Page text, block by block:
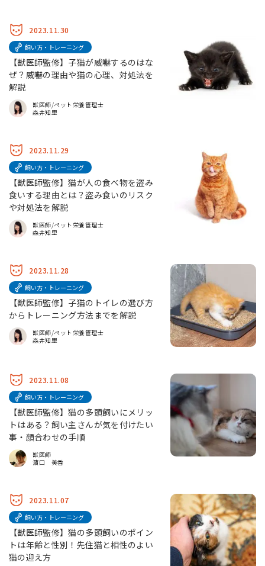
2023.11.30
飼い方・トレーニング
【獣医師監修】子猫が威嚇するのはな
ぜ？威嚇の理由や猫の心理、対処法を
解説
獣医師/ペット栄養管理士
森井知里
2023.11.29
飼い方・トレーニング
【獣医師監修】猫が人の食べ物を盗み
食いする理由とは？盗み食いのリスク
や対処法を解説
獣医師/ペット栄養管理士
森井知里
2023.11.28
飼い方・トレーニング
【獣医師監修】子猫のトイレの選び方
からトレーニング方法までを解説
獣医師/ペット栄養管理士
森井知里
2023.11.08
飼い方・トレーニング
【獣医師監修】猫の多頭飼いにメリッ
トはある？飼い主さんが気を付けたい
事・顔合わせの手順
獣医師
濵口 美香
2023.11.07
飼い方・トレーニング
【獣医師監修】猫の多頭飼いのポイン
トは年齢と性別！先住猫と相性のよい
猫の迎え方